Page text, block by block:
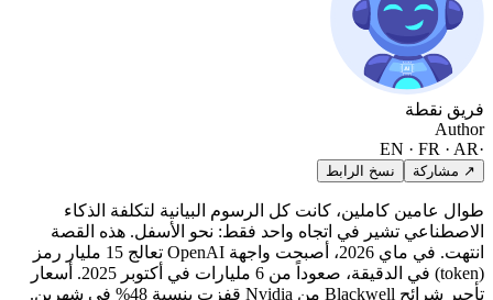
فريق نقطة
Author
EN · FR · AR
↗ مشاركة نسخ الرابط
طوال عامين كاملين، كانت كل الرسوم البيانية لتكلفة الذكاء
الاصطناعي تشير في اتجاه واحد فقط: نحو الأسفل. هذه القصة
انتهت. في ماي 2026، أصبحت واجهة OpenAI تعالج 15 مليار رمز
(token) في الدقيقة، صعوداً من 6 مليارات في أكتوبر 2025. أسعار
تأجير شرائح Blackwell من Nvidia قفزت بنسبة 48% في شهرين.